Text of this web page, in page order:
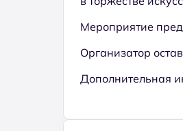
Мероприятие
Организатор
Дополнительная